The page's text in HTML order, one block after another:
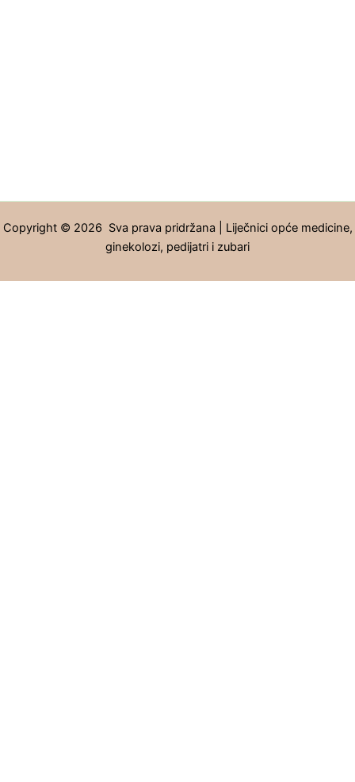
Copyright © 2026 Sva prava pridržana | Liječnici opće medicine,
ginekolozi, pedijatri i zubari